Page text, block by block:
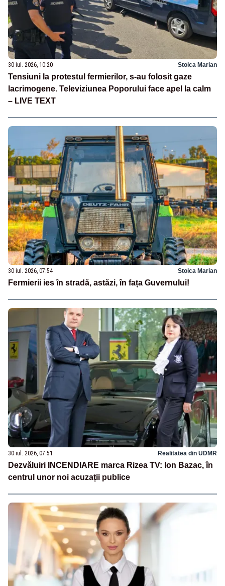
30 iul. 2026, 10:20 Stoica Marian
Tensiuni la protestul fermierilor, s-au folosit gaze
lacrimogene. Televiziunea Poporului face apel la calm
– LIVE TEXT
30 iul. 2026, 07:54 Stoica Marian
Fermierii ies în stradă, astăzi, în fața Guvernului!
30 iul. 2026, 07:51 Realitatea din UDMR
Dezvăluiri INCENDIARE marca Rizea TV: Ion Bazac, în
centrul unor noi acuzații publice